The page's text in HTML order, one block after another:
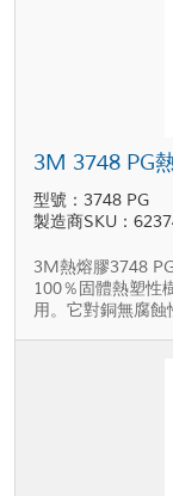
3M 3748 PG
型號：3748 PG
製造商SKU：
3M熱熔膠3748
100％固體熱塑性
用。它對銅無腐